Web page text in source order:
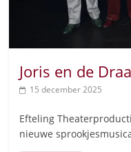
Joris en de
15 december 2025
Efteling
nieuwe